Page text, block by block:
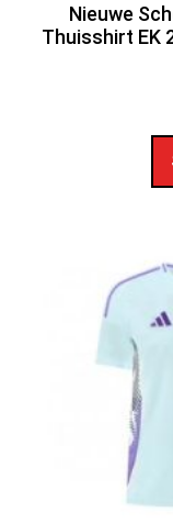
Nieuwe
Thuisshirt EK